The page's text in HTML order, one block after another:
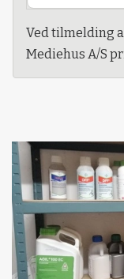
Ved tilmelding
Mediehus A/S